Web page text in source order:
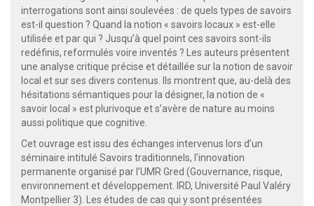
interrogations sont ainsi soulevées : de quels types de savoirs
est-il question ? Quand la notion « savoirs locaux » est-elle
utilisée et par qui ? Jusqu’à quel point ces savoirs sont-ils
redéfinis, reformulés voire inventés ? Les auteurs présentent
une analyse critique précise et détaillée sur la notion de savoir
local et sur ses divers contenus. Ils montrent que, au-delà des
hésitations sémantiques pour la désigner, la notion de «
savoir local » est plurivoque et s’avère de nature au moins
aussi politique que cognitive.
Cet ouvrage est issu des échanges intervenus lors d’un
séminaire intitulé Savoirs traditionnels, l’innovation
permanente organisé par l’UMR Gred (Gouvernance, risque,
environnement et développement. IRD, Université Paul Valéry
Montpellier 3). Les études de cas qui y sont présentées